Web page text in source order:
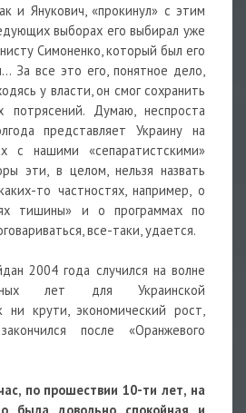
и Янукович, «прокинул» с этим
выборах его выбирал уже
Симоненко, который был его
За все это его, понятное дело,
у власти, он смог сохранить
потрясений. Думаю, неспроста
представляет Украину на
с нашими «сепаратистскими»
эти, в целом, нельзя назвать
то частностях, например, о
тишины» и о программах по
все-таки, удается.
2004 года случился на волне
лет для Украинской
ни крути, экономический рост,
после «Оранжевого
по прошествии 10-ти лет, на